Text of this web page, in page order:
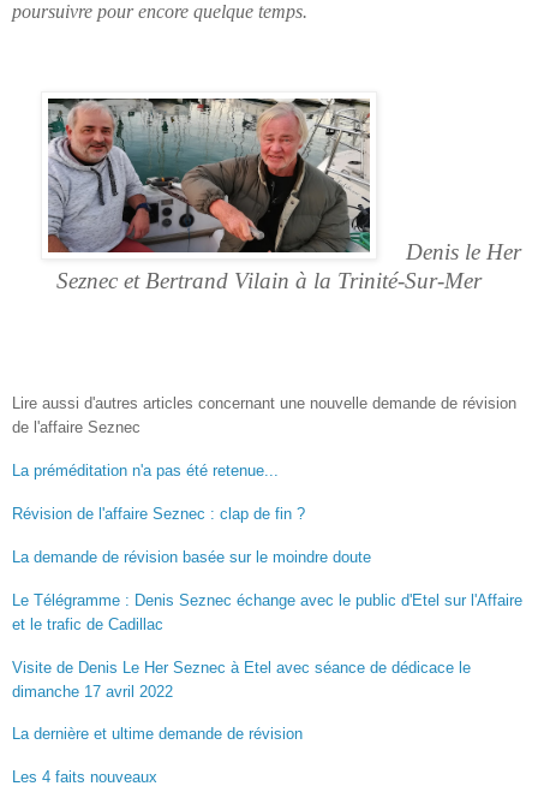
poursuivre pour encore quelque temps.
Denis le Her
Seznec et Bertrand Vilain à la Trinité-Sur-Mer
Lire aussi d'autres articles concernant une nouvelle demande de révision
de l'affaire Seznec
La préméditation n'a pas été retenue...
Révision de l'affaire Seznec : clap de fin ?
La demande de révision basée sur le moindre doute
Le Télégramme : Denis Seznec échange avec le public d'Etel sur l'Affaire
et le trafic de Cadillac
Visite de Denis Le Her Seznec à Etel avec séance de dédicace le
dimanche 17 avril 2022
La dernière et ultime demande de révision
Les 4 faits nouveaux